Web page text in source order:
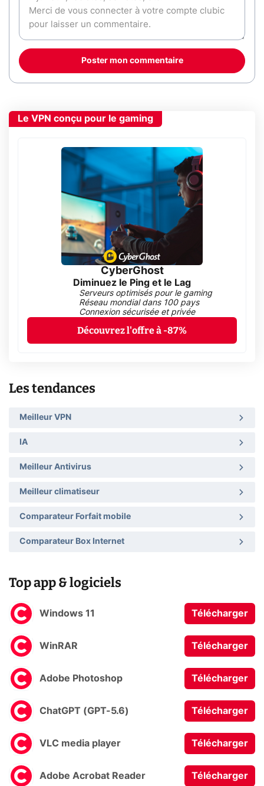
Poster mon commentaire
Le VPN conçu pour le gaming
CyberGhost
Diminuez le Ping et le Lag
Serveurs optimisés pour le gaming
Réseau mondial dans 100 pays
Connexion sécurisée et privée
Découvrez l'offre à -87%
Les tendances
Meilleur VPN
IA
Meilleur Antivirus
Meilleur climatiseur
Comparateur Forfait mobile
Comparateur Box Internet
Top app & logiciels
Windows 11 Télécharger
WinRAR Télécharger
Adobe Photoshop Télécharger
ChatGPT (GPT-5.6) Télécharger
VLC media player Télécharger
Adobe Acrobat Reader Télécharger